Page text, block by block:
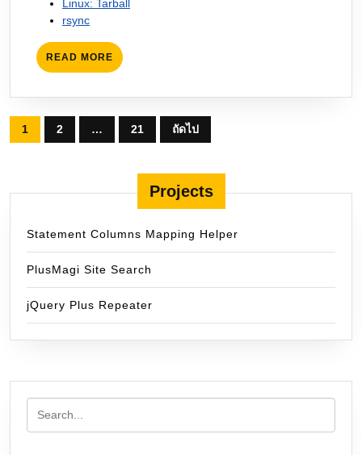
Linux: Tarball
rsync
READ MORE READ
MORE
Posts
pagination
1 2 … 21 ถัดไป
Projects
Statement Columns Mapping Helper
PlusMagi Site Search
jQuery Plus Repeater